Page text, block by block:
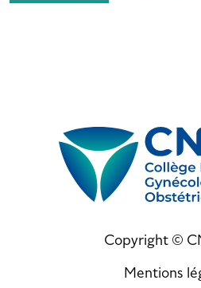
Copyright ©
Mentions